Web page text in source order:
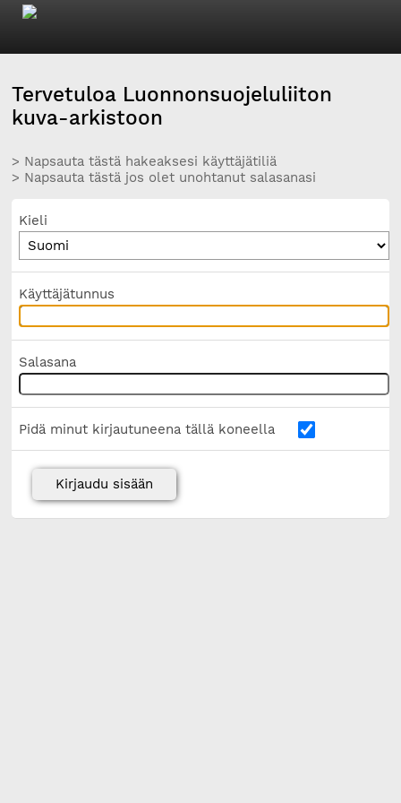
Tervetuloa Luonnonsuojeluliiton
kuva-arkistoon
> Napsauta tästä hakeaksesi käyttäjätiliä
> Napsauta tästä jos olet unohtanut salasanasi
Kieli
Käyttäjätunnus
Salasana
Pidä minut kirjautuneena tällä koneella